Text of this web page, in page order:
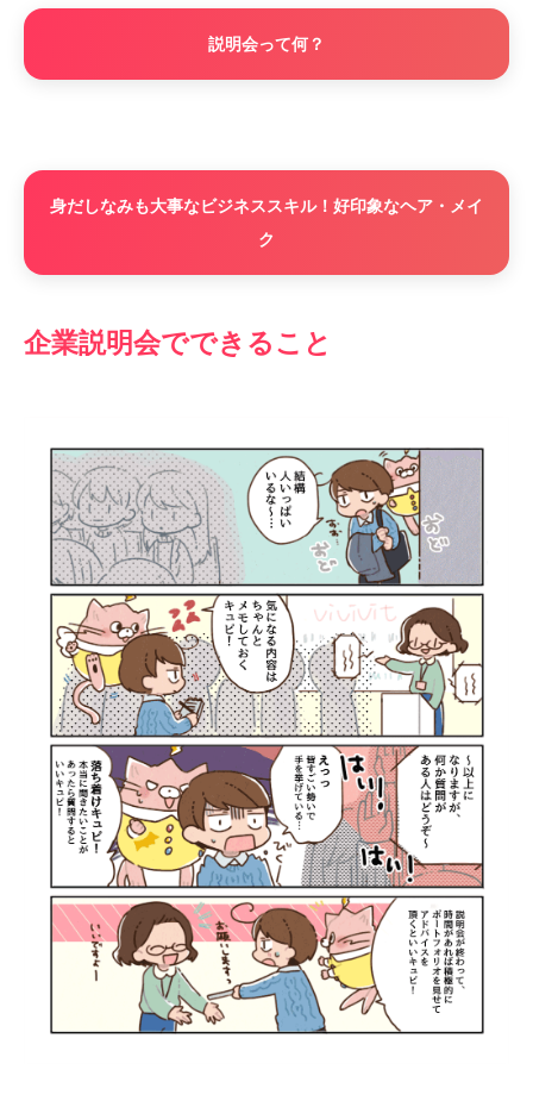
説明会って何？
身だしなみも大事なビジネススキル！好印象なヘア・メイ
ク
企業説明会でできること